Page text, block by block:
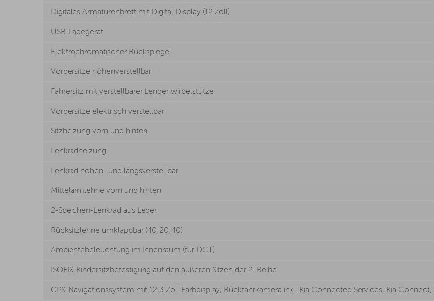
Digitales Armaturenbrett mit Digital Display (12 Zoll)
USB-Ladegerät
Elektrochromatischer Rückspiegel
Vordersitze höhenverstellbar
Fahrersitz mit verstellbarer Lendenwirbelstütze
Vordersitze elektrisch verstellbar
Sitzheizung vorn und hinten
Lenkradheizung
Lenkrad höhen- und längsverstellbar
Mittelarmlehne vorn und hinten
2-Speichen-Lenkrad aus Leder
Rücksitzlehne umklappbar (40:20:40)
Ambientebeleuchtung im Innenraum (für DCT)
ISOFIX-Kindersitzbefestigung auf den äußeren Sitzen der 2. Reihe
GPS-Navigationssystem mit 12,3 Zoll Farbdisplay, Rückfahrkamera inkl. Kia Connected Services, Kia